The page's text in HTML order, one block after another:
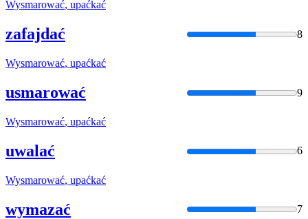
Wysmarować, upaćkać
zafajdać 8
Wysmarować, upaćkać
usmarować 9
Wysmarować, upaćkać
uwalać 6
Wysmarować, upaćkać
wymazać 7